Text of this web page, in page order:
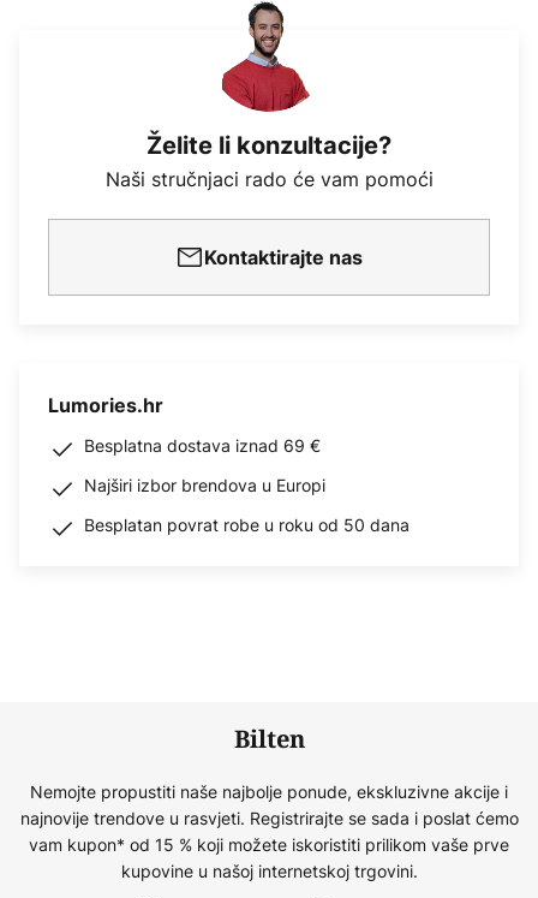
Želite li konzultacije?
Naši stručnjaci rado će vam pomoći
Kontaktirajte nas
Lumories.hr
Besplatna dostava iznad 69 €
Najširi izbor brendova u Europi
Besplatan povrat robe u roku od 50 dana
Bilten
Nemojte propustiti naše najbolje ponude, ekskluzivne akcije i
najnovije trendove u rasvjeti. Registrirajte se sada i poslat ćemo
vam kupon* od 15 % koji možete iskoristiti prilikom vaše prve
kupovine u našoj internetskoj trgovini.